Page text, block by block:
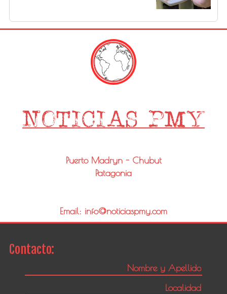
Puerto Madryn - Chubut
Patagonia
Email: info@noticiaspmy.com
Contacto: